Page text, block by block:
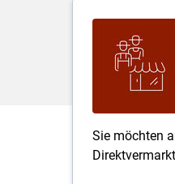
Sie möchten